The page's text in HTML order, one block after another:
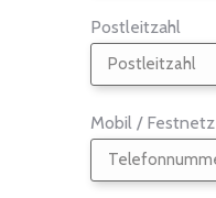
Postleitzahl
Mobil / Festnetz